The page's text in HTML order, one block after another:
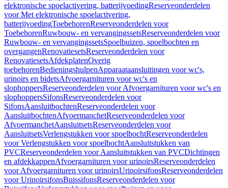
elektronische spoelactivering, batterijvoedingReserveonderdelen
voor Met elektronische spoelactivering,
batterijvoedingToebehorenReserveonderdelen voor
ToebehorenRuwbouw- en vervangingssetsReserveonderdelen voor
Ruwbouw- en vervangingssetsSpoelbuizen, spoelbochten en
overgangenRenovatiesetsReserveonderdelen voor
RenovatiesetsAfdekplatenOverig
toebehorenBedieningshulpenApparaataansluitingen voor wc's,
urinoirs en bidetsAfvoergarnituren voor wc's en
slophoppersReserveonderdelen voor Afvoergarnituren voor wc's en
slophoppersSifonsReserveonderdelen voor
SifonsAansluitbochtenReserveonderdelen voor
AansluitbochtenAfvoermanchetReserveonderdelen voor
AfvoermanchetAansluitsetsReserveonderdelen voor
AansluitsetsVerlengstukken voor spoelbochtReserveonderdelen
voor Verlengstukken voor spoelbochtAansluitstukken van
PVCReserveonderdelen voor Aansluitstukken van PVCDichtingen
en afdekkappenAfvoergarnituren voor urinoirsReserveonderdelen
voor Afvoergarnituren voor urinoirsUrinoirsifonsReserveonderdelen
voor UrinoirsifonsBuissifonsReserveonderdelen voor